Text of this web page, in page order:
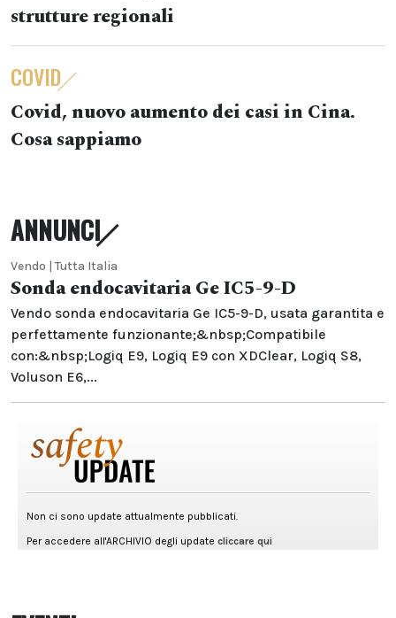
strutture regionali
COVID
Covid, nuovo aumento dei casi in Cina.
Cosa sappiamo
ANNUNCI
Vendo | Tutta Italia
Sonda endocavitaria Ge IC5-9-D
Vendo sonda endocavitaria Ge IC5-9-D, usata garantita e
perfettamente funzionante;&nbsp;Compatibile
con:&nbsp;Logiq E9, Logiq E9 con XDClear, Logiq S8,
Voluson E6,...